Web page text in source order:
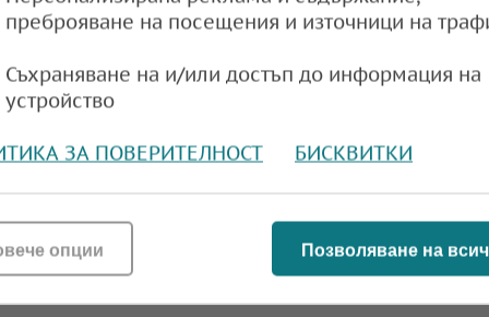
със спад в печалбата поради ниските цени
08:32,
санкции срещу „Лукойл“ не
в ЕС
17:07,
преброяване на посещения и източници на
Съхраняване на и/или достъп до информация на
устройство
ЗА ПОВЕРИТЕЛНОСТ БИСКВИТКИ
Позволяване на
опции